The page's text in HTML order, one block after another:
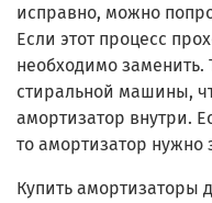
исправно, можно
Если этот процесс
необходимо заменить.
стиральной машины,
амортизатор внутри.
то амортизатор нужно
Купить амортизаторы